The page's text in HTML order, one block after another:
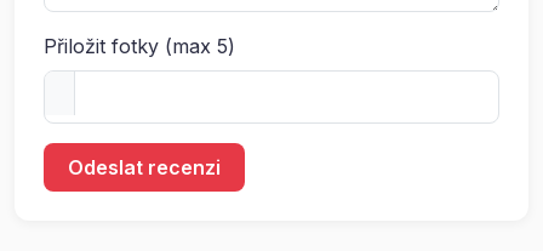
Přiložit fotky (max 5)
Odeslat recenzi